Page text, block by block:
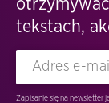
tekstach,
Zapisanie się na newsletter